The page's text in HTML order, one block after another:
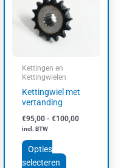
Kettingen en
Kettingwielen
Kettingwiel met
vertanding
€95,00 - €100,00
incl. BTW
Opties
selecteren
meerdere
variaties.
Deze
worden
de